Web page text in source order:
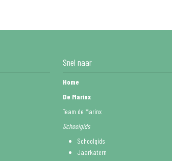
Snel naar
Home
De Marinx
Team de Marinx
Schoolgids
Schoolgids
Jaarkatern